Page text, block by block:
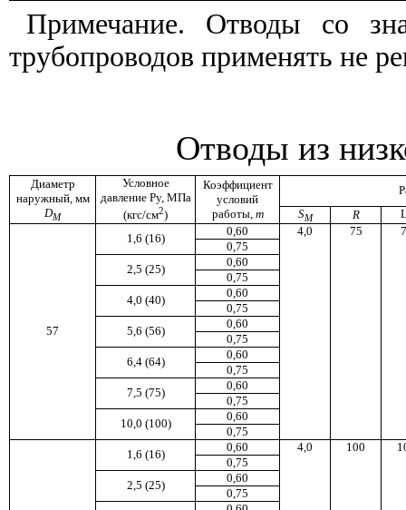
Примечание. Отводы со
трубопроводов применять не
Отводы из
Диаметр
наружный, мм
DM
Условное
давление Ру, МПа
(кгс/см2)
Коэффициент
условий
работы, m
SM R
57
1,6 (16)
0,60 4,0 75
0,75
2,5 (25)
0,60
0,75
4,0 (40)
0,60
0,75
5,6 (56)
0,60
0,75
6,4 (64)
0,60
0,75
7,5 (75)
0,60
0,75
10,0 (100)
0,60
0,75
1,6 (16)
0,60 4,0 100
0,75
2,5 (25)
0,60
0,75